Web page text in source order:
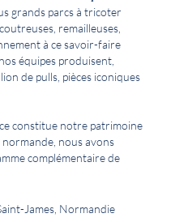
grands parcs à tricoter
remailleuses,
à ce savoir-faire
équipes produisent,
de pulls, pièces iconiques
constitue notre patrimoine
nous avons
complémentaire de
James, Normandie